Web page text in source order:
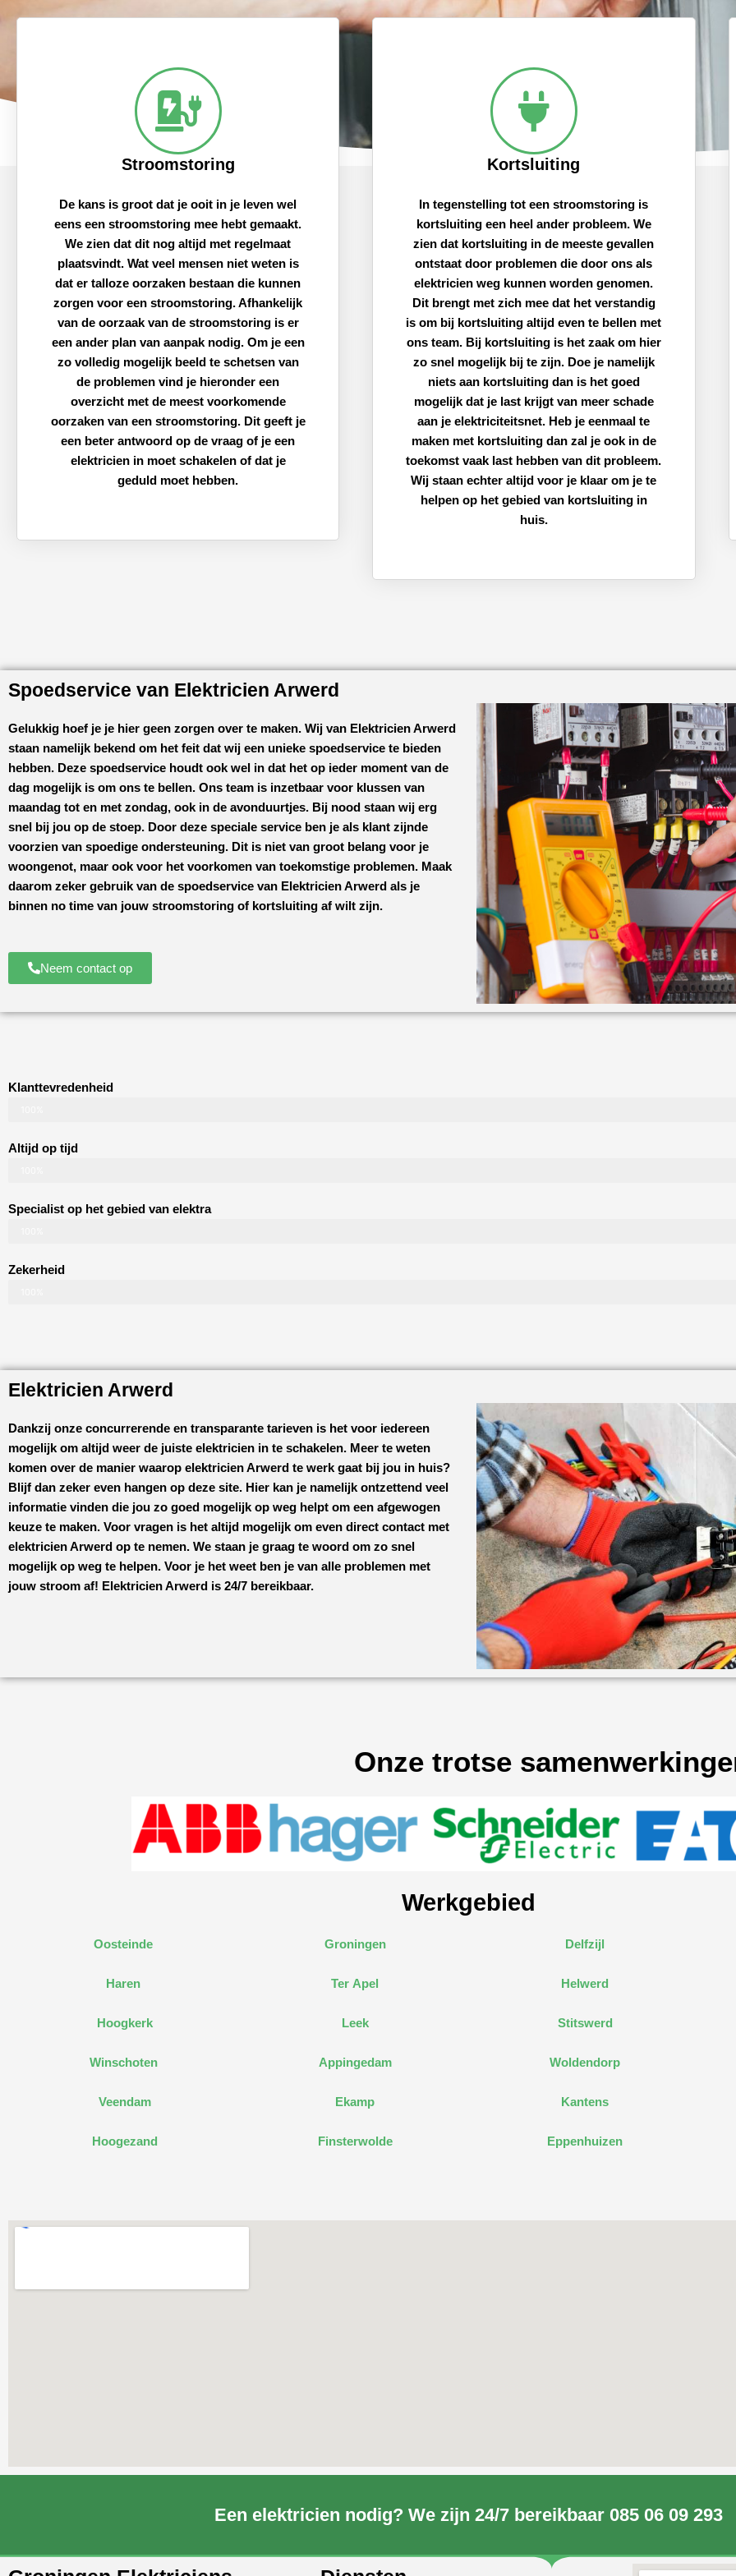
Stroomstoring
De kans is groot dat je ooit in je leven wel
eens een stroomstoring mee hebt gemaakt.
We zien dat dit nog altijd met regelmaat
plaatsvindt. Wat veel mensen niet weten is
dat er talloze oorzaken bestaan die kunnen
zorgen voor een stroomstoring. Afhankelijk
van de oorzaak van de stroomstoring is er
een ander plan van aanpak nodig. Om je een
zo volledig mogelijk beeld te schetsen van
de problemen vind je hieronder een
overzicht met de meest voorkomende
oorzaken van een stroomstoring. Dit geeft je
een beter antwoord op de vraag of je een
elektricien in moet schakelen of dat je
geduld moet hebben.
Kortsluiting
In tegenstelling tot een stroomstoring is
kortsluiting een heel ander probleem. We
zien dat kortsluiting in de meeste gevallen
ontstaat door problemen die door ons als
elektricien weg kunnen worden genomen.
Dit brengt met zich mee dat het verstandig
is om bij kortsluiting altijd even te bellen met
ons team. Bij kortsluiting is het zaak om hier
zo snel mogelijk bij te zijn. Doe je namelijk
niets aan kortsluiting dan is het goed
mogelijk dat je last krijgt van meer schade
aan je elektriciteitsnet. Heb je eenmaal te
maken met kortsluiting dan zal je ook in de
toekomst vaak last hebben van dit probleem.
Wij staan echter altijd voor je klaar om je te
helpen op het gebied van kortsluiting in
huis.
Spoedservice van Elektricien Arwerd
Gelukkig hoef je je hier geen zorgen over te maken. Wij van Elektricien Arwerd
staan namelijk bekend om het feit dat wij een unieke spoedservice te bieden
hebben. Deze spoedservice houdt ook wel in dat het op ieder moment van de
dag mogelijk is om ons te bellen. Ons team is inzetbaar voor klussen van
maandag tot en met zondag, ook in de avonduurtjes. Bij nood staan wij erg
snel bij jou op de stoep. Door deze speciale service ben je als klant zijnde
voorzien van spoedige ondersteuning. Dit is niet van groot belang voor je
woongenot, maar ook voor het voorkomen van toekomstige problemen. Maak
daarom zeker gebruik van de spoedservice van Elektricien Arwerd als je
binnen no time van jouw stroomstoring of kortsluiting af wilt zijn.
Neem contact op
Klanttevredenheid
Altijd op tijd
Specialist op het gebied van elektra
Zekerheid
Elektricien Arwerd
Dankzij onze concurrerende en transparante tarieven is het voor iedereen
mogelijk om altijd weer de juiste elektricien in te schakelen. Meer te weten
komen over de manier waarop elektricien Arwerd te werk gaat bij jou in huis?
Blijf dan zeker even hangen op deze site. Hier kan je namelijk ontzettend veel
informatie vinden die jou zo goed mogelijk op weg helpt om een afgewogen
keuze te maken. Voor vragen is het altijd mogelijk om even direct contact met
elektricien Arwerd op te nemen. We staan je graag te woord om zo snel
mogelijk op weg te helpen. Voor je het weet ben je van alle problemen met
jouw stroom af! Elektricien Arwerd is 24/7 bereikbaar.
Onze trotse
Werkgebied
Oosteinde
Haren
Hoogkerk
Winschoten
Veendam
Hoogezand
Groningen
Ter Apel
Leek
Appingedam
Ekamp
Finsterwolde
Delfzijl
Helwerd
Stitswerd
Woldendorp
Kantens
Eppenhuizen
Een elektricien nodig? We zijn 24/7 bereikbaar 085 06 09 293